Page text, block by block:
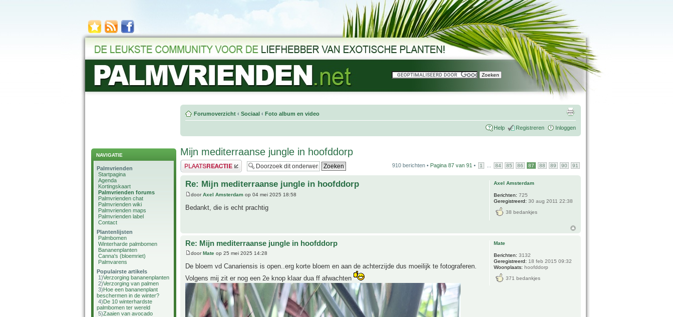
NAVIGATIE
Palmvrienden
Startpagina
Agenda
Kortingskaart
Palmvrienden forums
Palmvrienden chat
Palmvrienden wiki
Palmvrienden maps
Palmvrienden label
Contact
Plantenlijsten
Palmbomen
Winterharde palmbomen
Bananenplanten
Canna's (bloemriet)
Palmvarens
Populairste artikels
1)Verzorging bananenplanten
2)Verzorging van palmen
3)Hoe een bananenplant
beschermen in de winter?
4)De 10 winterhardste
palmbomen ter wereld
5)Zaaien van avocado
Forumoverzicht ‹ Sociaal ‹ Foto album en video
Help Registreren Inloggen
Mijn mediterraanse jungle in hoofddorp
Plaats een reactie 910 berichten • Pagina 87 van 91 • 1 84 85 86 87 88 89 90 91
Re: Mijn mediterraanse jungle in hoofddorp
doorAxel Amsterdam op 04 mei 2025 18:58
Bedankt, die is echt prachtig
Axel Amsterdam
Berichten: 725
Geregistreerd: 30 aug 2011 22:38
38 bedankjes
Re: Mijn mediterraanse jungle in hoofddorp
doorMate op 25 mei 2025 14:28
De bloem vd Canariensis is open..erg korte bloem en aan de achterzijde dus moeilijk te fotograferen.
Volgens mij zit er nog een 2e knop klaar dua ff afwachten
Mate
Berichten: 3132
Geregistreerd: 18 feb 2015 09:32
Woonplaats: hoofddorp
371 bedankjes